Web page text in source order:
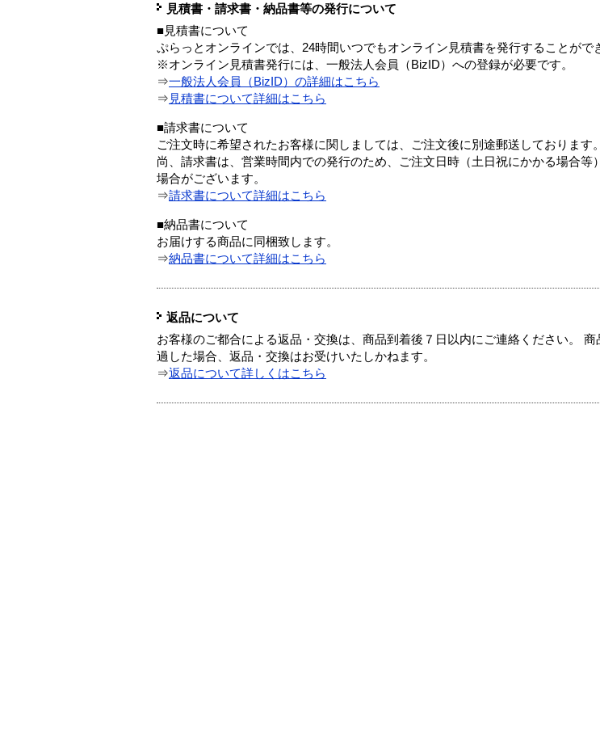
見積書・請求書・納品書等の発行について
■見積書について
ぷらっとオンラインでは、24時間いつでもオンライン見積書を発行することがで
※オンライン見積書発行には、一般法人会員（BizID）への登録が必要です。
⇒一般法人会員（BizID）の詳細はこちら
⇒ 見積書について詳細はこちら
■請求書について
ご注文時に希望されたお客様に関しましては、ご注文後に別途郵送しております。
尚、請求書は、営業時間内での発行のため、ご注文日時（土日祝にかかる場合等
場合がございます。
⇒請求書について詳細はこちら
■納品書について
お届けする商品に同梱致します。
⇒納品書について詳細はこちら
返品について
お客様のご都合による返品・交換は、商品到着後７日以内にご連絡ください。
過した場合、返品・交換はお受けいたしかねます。
⇒返品について詳しくはこちら